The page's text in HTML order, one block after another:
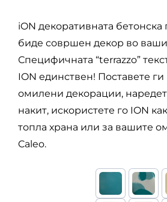
iON декоративната
биде совршен декор во
Специфичната “terrazzo”
ION единствен! Поставете
омилени декорации,
накит, искористете го ION
топла храна или за вашите
Caleo.